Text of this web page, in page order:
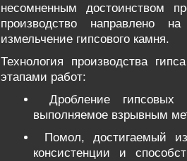
несомненным достоинством
производство направлено
измельчение гипсового камня.
Технология производства
этапами работ:
Дробление
выполняемое взрывным
Помол, достигаемый
консистенции и